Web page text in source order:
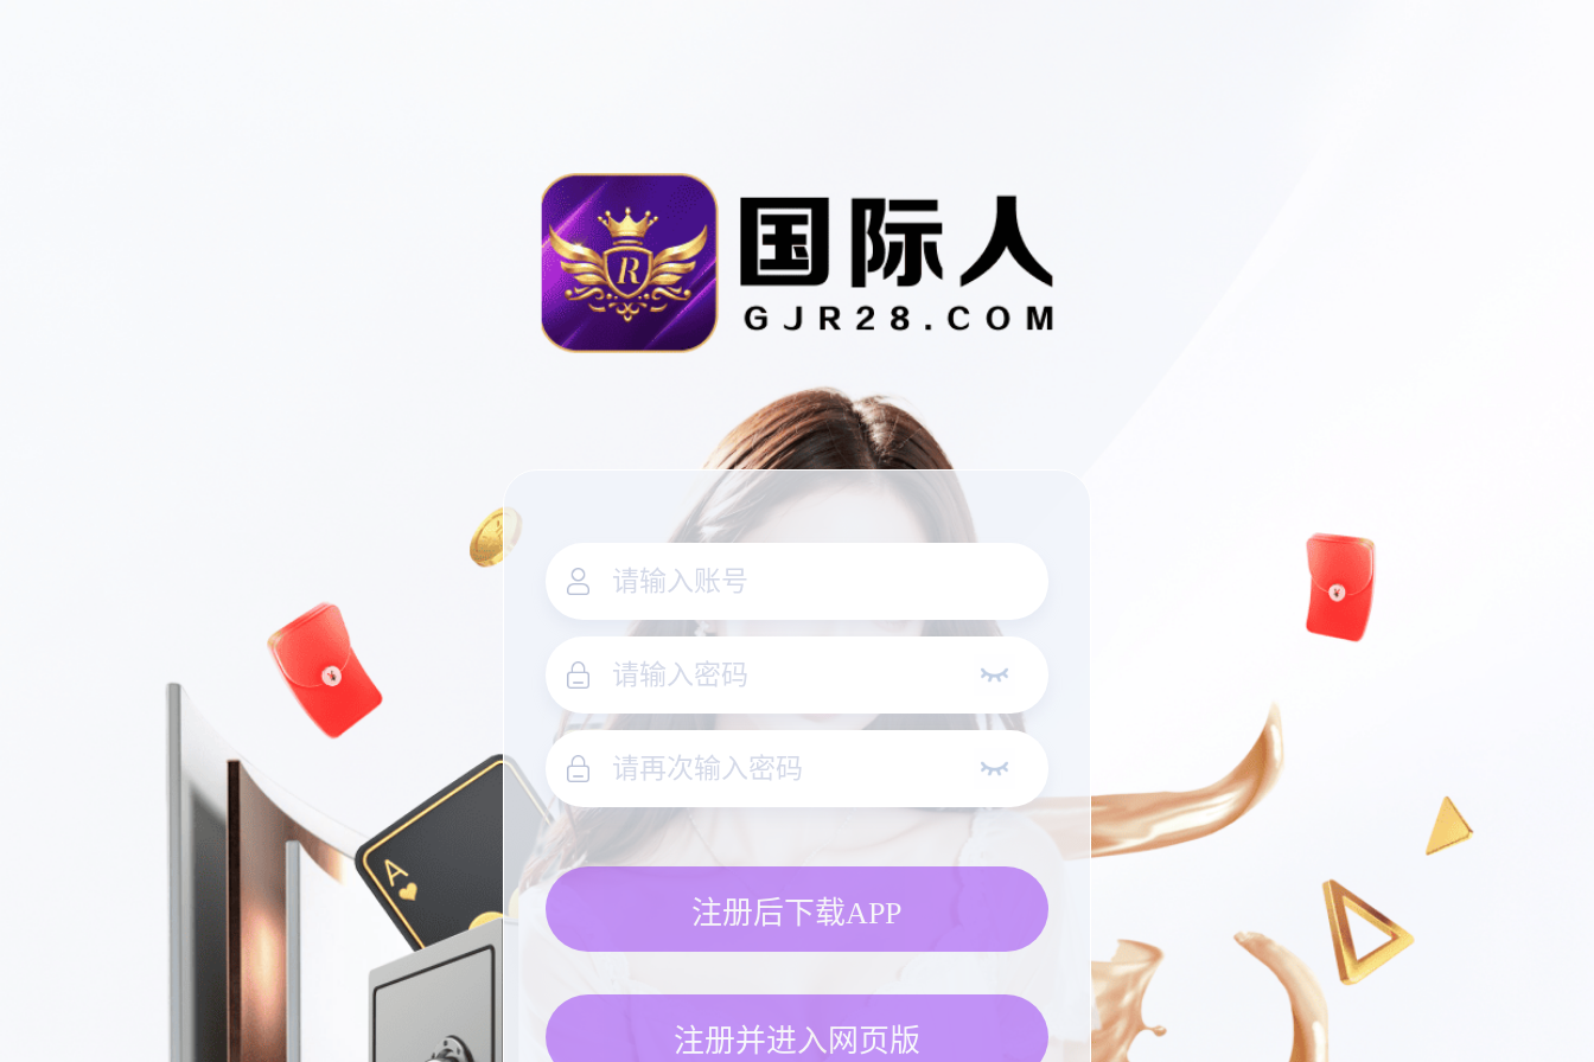
注册后下载APP
注册并进入网页版